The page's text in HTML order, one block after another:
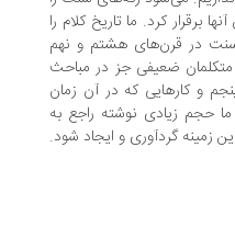
کرد. ما تاریخ کلام را
قرن‌های هشتم و نهم
ضعیفی جز در مباحث
که در آن زمان
نوشته راجع به
گردآوری و ایجاد شود.